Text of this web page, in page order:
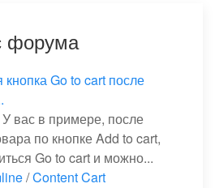
форума
Go to cart после
У вас в примере, после
по кнопке Add to cart,
Go to cart и можно...
/Content Cart